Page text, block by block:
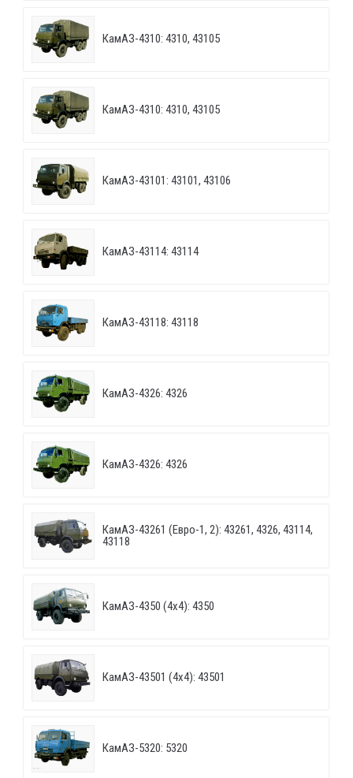
КамАЗ-4310: 4310, 43105
КамАЗ-4310: 4310, 43105
КамАЗ-43101: 43101, 43106
КамАЗ-43114: 43114
КамАЗ-43118: 43118
КамАЗ-4326: 4326
КамАЗ-4326: 4326
КамАЗ-43261 (Евро-1, 2): 43261, 4326, 43114,
43118
КамАЗ-4350 (4х4): 4350
КамАЗ-43501 (4х4): 43501
КамАЗ-5320: 5320